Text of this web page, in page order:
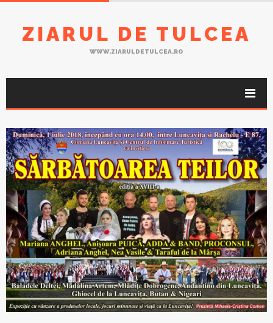
ZIARUL DE TULCEA
WWW.ZIARULDETULCEA.RO